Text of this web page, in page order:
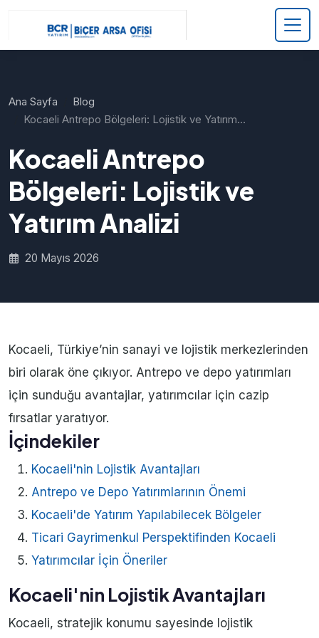
Ana Sayfa
Blog
Kocaeli Antrepo Bölgeleri: Lojistik ve Yatırım…
Kocaeli Antrepo
Bölgeleri: Lojistik ve
Yatırım Analizi
20 Mayıs 2026
Kocaeli, Türkiye’nin sanayi ve lojistik merkezlerinden
biri olarak öne çıkıyor. Antrepo ve depo yatırımları
için sunduğu avantajlar, yatırımcılar için cazip
fırsatlar yaratıyor.
İçindekiler
Kocaeli'nin Lojistik Avantajları
Antrepo ve Depo Yatırımlarının Önemi
Kocaeli'de Yatırım Yapılabilecek Bölgeler
Ticari Gayrimenkul Perspektifinden Kocaeli
Yatırımcılar İçin Öneriler
Kocaeli'nin Lojistik Avantajları
Kocaeli, stratejik konumu sayesinde lojistik